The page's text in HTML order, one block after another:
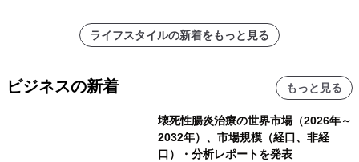
ライフスタイルの新着をもっと見る
ビジネスの新着 もっと見る
壊死性腸炎治療の世界市場（2026年～
2032年）、市場規模（経口、非経
口）・分析レポートを発表